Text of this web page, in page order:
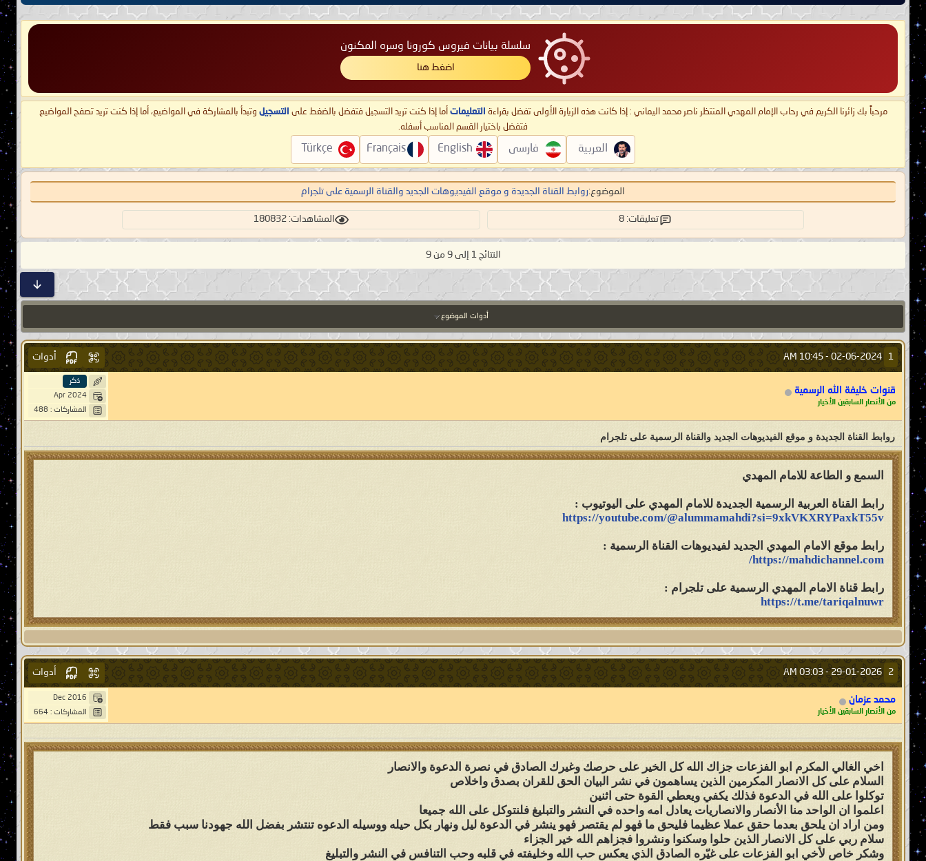
سلسلة بيانات فيروس كورونا وسره المكنون
اضغط هنا
مرحباً بك زائرنا الكريم في رحاب الإمام المهدي المنتظر ناصر محمد اليماني : إذا كانت هذه الزيارة الأولى تفضل بقراءة التعليمات أما إذا كنت تريد التسجيل فتفضل بالضغط على التسجيل وتبدأ بالمشاركة في المواضيع، أما إذا كنت تريد تصفح المواضيع
فتفضل باختيار القسم المناسب أسفله.
العربية فارسی English
Français
Türkçe
الموضوع:روابط القناة الجديدة و موقع الفيديوهات الجديد والقناة الرسمية على تلجرام
تعليقات: 8 المشاهدات: 180832
النتائج 1 إلى 9 من 9
أدوات الموضوع
1
02-06-2024 -
10:45 AM أدوات
قنوات خليفة الله الرسمية
من الأنصار السابقين الأخيار
ذكر
Apr 2024
المشاركات : 488
روابط القناة الجديدة و موقع الفيديوهات الجديد والقناة الرسمية على تلجرام
السمع و الطاعة للامام المهدي
رابط القناة العربية الرسمية الجديدة للامام المهدي على اليوتيوب :
https://youtube.com/@alummamahdi?si=9xkVKXRYPaxkT55v
رابط موقع الامام المهدي الجديد لفيديوهات القناة الرسمية :
https://mahdichannel.com/
رابط قناة الامام المهدي الرسمية على تلجرام :
https://t.me/tariqalnuwr
2
29-01-2026 -
03:03 AM أدوات
محمد عزمان
من الأنصار السابقين الأخيار
Dec 2016
المشاركات : 664
اخي الغالي المكرم ابو الفزعات جزاك الله كل الخير على حرصك وغيرك الصادق في نصرة الدعوة والانصار
السلام على كل الانصار المكرمين الذين يساهمون في نشر البيان الحق للقران بصدق واخلاص
توكلوا على الله في الدعوة فذلك يكفي ويعطي القوة حتى اثنين
اعلموا ان الواحد منا الأنصار والانصاريات يعادل امه واحده في النشر والتبليغ فلنتوكل على الله جميعا
ومن اراد ان يلحق بعدما حقق عملا عظيما فليحق ما فهو لم يقتصر فهو ينشر في الدعوة ليل ونهار بكل حيله ووسيله الدعوه تنتشر بفضل الله جهودنا سبب فقط
سلام ربي على كل الانصار الذين حلوا وسكنوا ونشروا فجزاهم الله خير الجزاء
وشكر خاص لأخي ابو الفزعات على غيّره الصادق الذي يعكس حب الله وخليفته في قلبه وحب التنافس في النشر والتبليغ